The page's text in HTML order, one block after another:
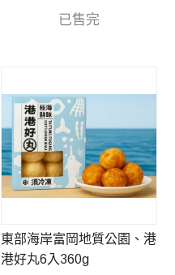
已售完
東部海岸富岡地質公園、港
港好丸6入360g